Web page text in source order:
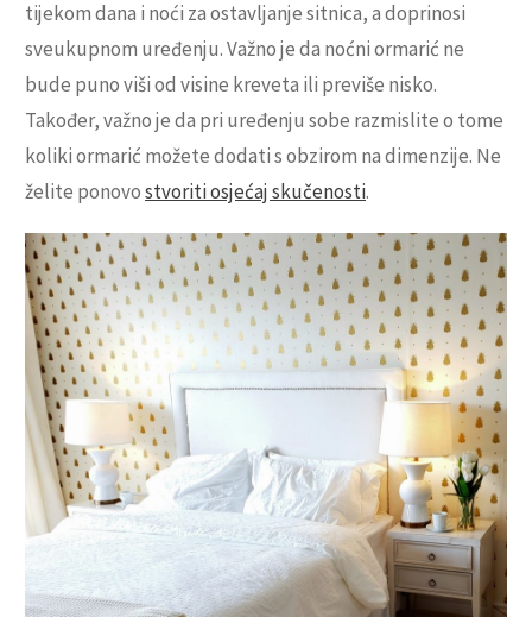
tijekom dana i noći za ostavljanje sitnica, a doprinosi
sveukupnom uređenju. Važno je da noćni ormarić ne
bude puno viši od visine kreveta ili previše nisko.
Također, važno je da pri uređenju sobe razmislite o tome
koliki ormarić možete dodati s obzirom na dimenzije. Ne
želite ponovostvoriti osjećaj skučenosti.